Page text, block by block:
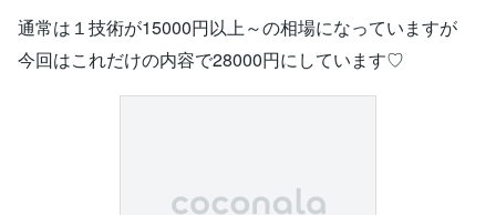
通常は１技術が15000円以上～の相場になっていますが
今回はこれだけの内容で28000円にしています♡